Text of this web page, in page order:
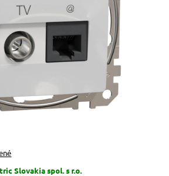
Slovakia spol. s r.o.